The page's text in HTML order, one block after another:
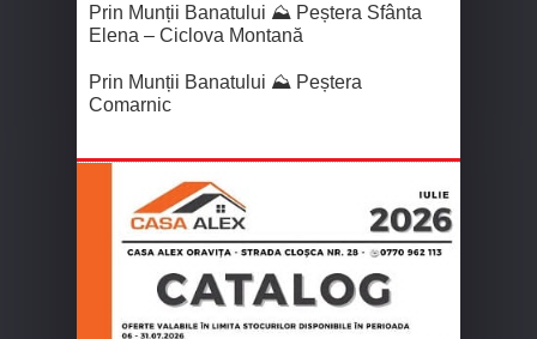
Prin Munții Banatului ⛰️ Peștera Sfânta
Elena – Ciclova Montană
Prin Munții Banatului ⛰️ Peștera
Comarnic